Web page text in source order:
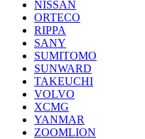
NISSAN
ORTECO
RIPPA
SANY
SUMITOMO
SUNWARD
TAKEUCHI
VOLVO
XCMG
YANMAR
ZOOMLION